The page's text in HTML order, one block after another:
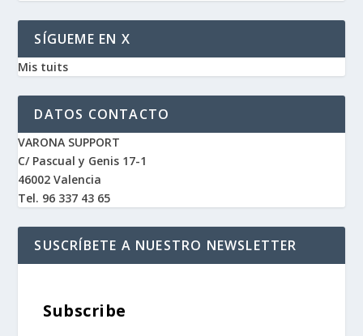
SÍGUEME EN X
Mis tuits
DATOS CONTACTO
VARONA SUPPORT
C/ Pascual y Genis 17-1
46002 Valencia
Tel. 96 337 43 65
SUSCRÍBETE A NUESTRO NEWSLETTER
Subscribe